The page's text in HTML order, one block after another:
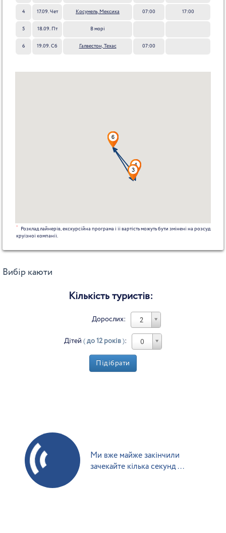
4 17.09. Чет Косумель, Мексика 07:00 17:00
5 18.09. Пт В морі
6 19.09. Сб Галвестон, Техас 07:00
*
Розклад лайнерів, екскурсійна програма і її вартість можуть бути змінені на розсуд
круїзної компанії.
Вибір каюти
Кількість туристів:
Дорослих: 2
Дітей (до 12 років): 0
Підібрати
Ми вже майже закінчили
зачекайте кілька секунд ...